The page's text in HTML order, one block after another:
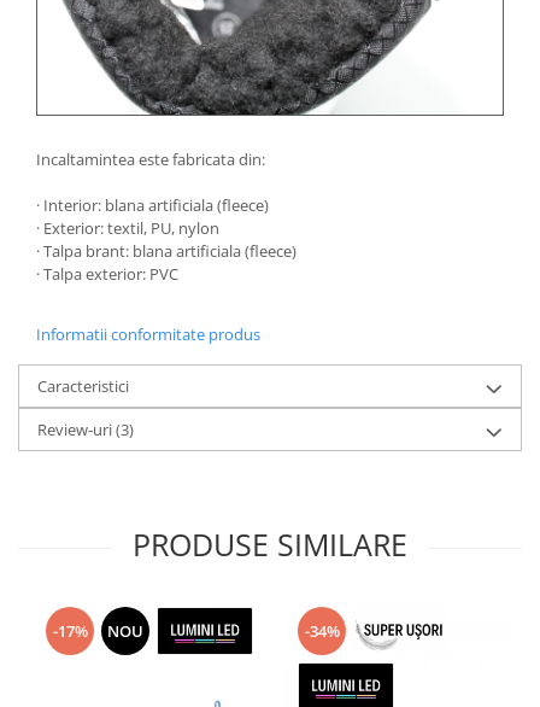
Incaltamintea este fabricata din:
· Interior: blana artificiala (fleece)
· Exterior: textil, PU, nylon
· Talpa brant: blana artificiala (fleece)
· Talpa exterior: PVC
Informatii conformitate produs
Caracteristici
Review-uri(3)
PRODUSE SIMILARE
-17% NOU -34%